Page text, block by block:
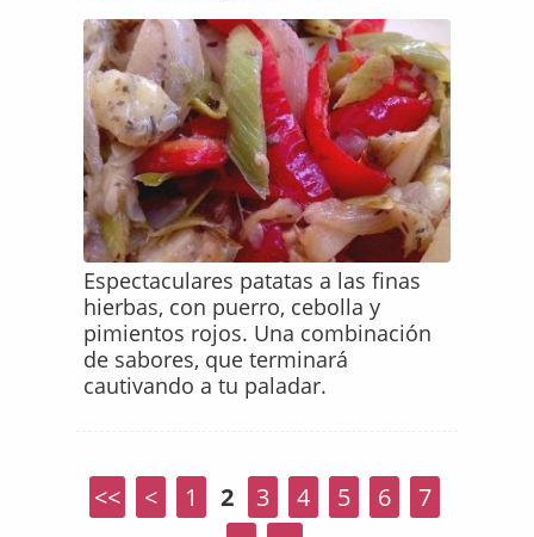
Espectaculares patatas a las finas
hierbas, con puerro, cebolla y
pimientos rojos. Una combinación
de sabores, que terminará
cautivando a tu paladar.
<< < 1 2 3 4 5 6
7